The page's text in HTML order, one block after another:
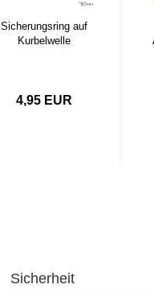
Sicherungsring auf
Kurbelwelle
4,95 EUR
Sicherheit